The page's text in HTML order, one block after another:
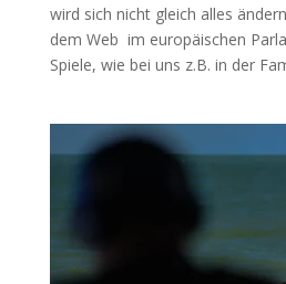
wird sich nicht gleich alles
dem Web im euro­päi­schen
Spie­le, wie bei uns z.B. in der